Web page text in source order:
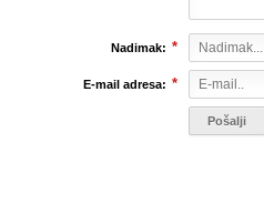
Nadimak: *
E-mail adresa: *